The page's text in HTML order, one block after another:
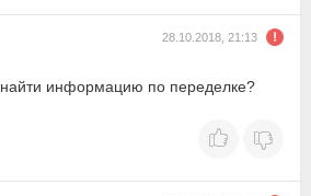
28.10.2018, 21:13
информацию по переделке?